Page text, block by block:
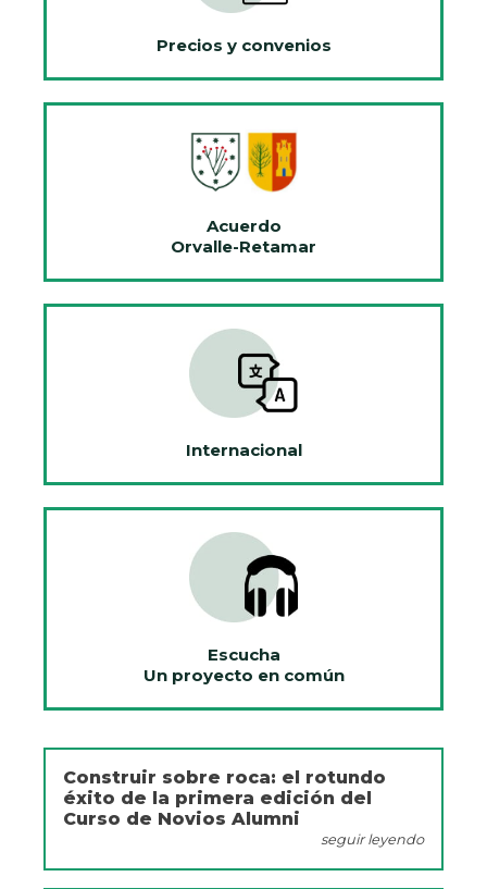
Precios y convenios
Acuerdo
Orvalle-Retamar
Internacional
Escucha
Un proyecto en común
Construir sobre roca: el rotundo
éxito de la primera edición del
Curso de Novios Alumni
seguir leyendo